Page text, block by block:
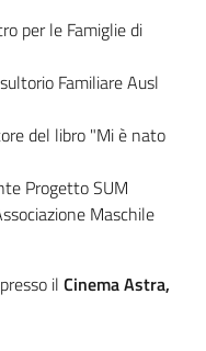
per le Famiglie di
Familiare Ausl
del libro "Mi è nato
Progetto SUM
Maschile
il Cinema Astra,